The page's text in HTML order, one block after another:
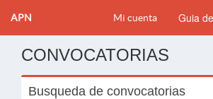
APN Mi cuenta Guia
CONVOCATORIAS
Busqueda de convocatorias